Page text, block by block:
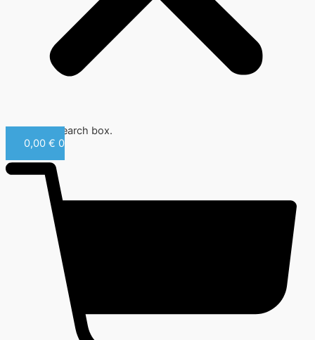
Close this search box.
0,00 € 0